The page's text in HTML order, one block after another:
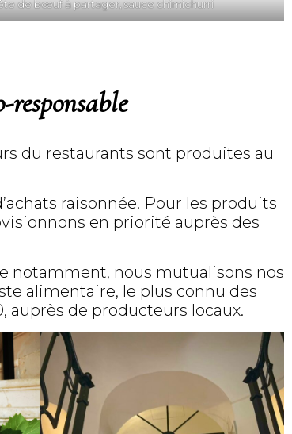
de bœuf à partager, sauce chimichurri
responsable
du restaurants sont produites au
raisonnée. Pour les produits
en priorité auprès des
notamment, nous mutualisons nos
alimentaire, le plus connu des
auprès de producteurs locaux.